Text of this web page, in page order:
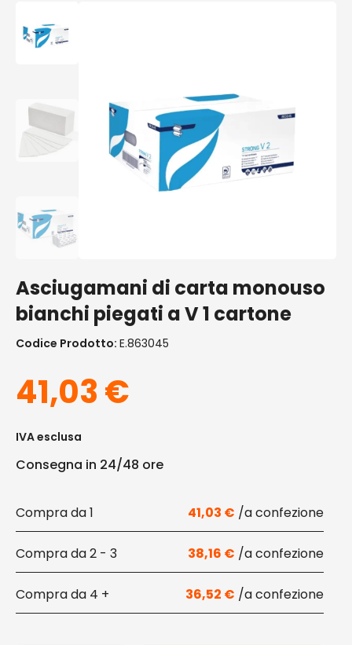
Asciugamani di carta monouso
bianchi piegati a V 1 cartone
Codice Prodotto: E.863045
41,03€
IVA esclusa
Consegna in 24/48 ore
1 41,03 €
2 - 3 38,16 €
4 + 36,52 €